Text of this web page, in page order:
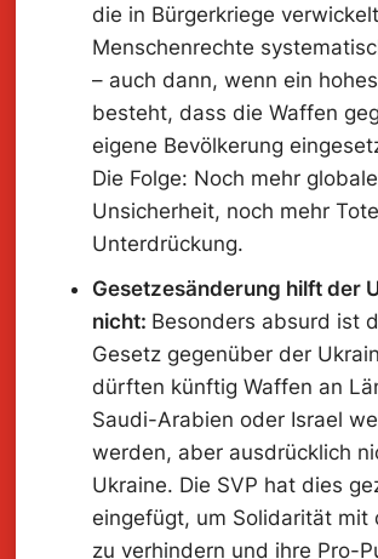
die in Bürgerkriege
Menschenrechte
– auch dann, wenn ein
besteht, dass die Waffen
eigene Bevölkerung
Die Folge: Noch mehr globale
Unsicherheit, noch mehr
Unterdrückung.
Gesetzesänderung hilft der
nicht: Besonders absurd ist
Gesetz gegenüber der
dürften künftig Waffen an
Saudi-Arabien oder Israel
werden, aber ausdrücklich
Ukraine. Die SVP hat dies
eingefügt, um Solidarität mit
zu verhindern und ihre Pro-